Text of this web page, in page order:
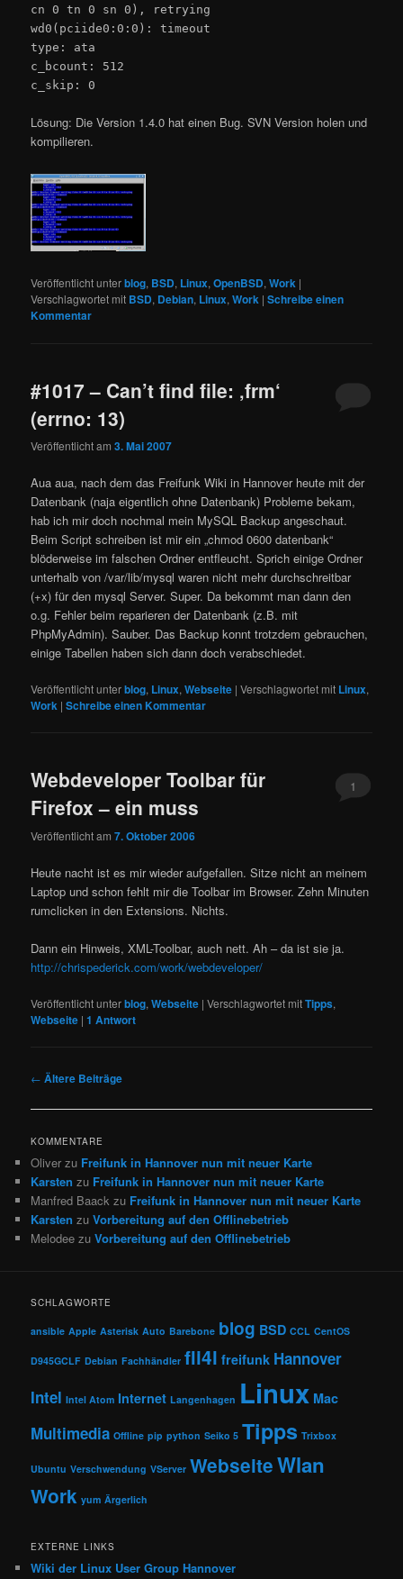
cn 0 tn 0 sn 0), retrying
wd0(pciide0:0:0): timeout
type: ata
c_bcount: 512
c_skip: 0
Lösung: Die Version 1.4.0 hat einen Bug. SVN Version holen und
kompilieren.
Veröffentlicht unterblog, BSD, Linux,OpenBSD,Work |
Verschlagwortet mit BSD, Debian, Linux,Work |Schreibe einen
Kommentar
#1017 – Can’t find file: ‚frm‘
(errno: 13)
Veröffentlicht am3. Mai 2007
Aua aua, nach dem das Freifunk Wiki in Hannover heute mit der
Datenbank (naja eigentlich ohne Datenbank) Probleme bekam,
hab ich mir doch nochmal mein MySQL Backup angeschaut.
Beim Script schreiben ist mir ein „chmod 0600 datenbank“
blöderweise im falschen Ordner entfleucht. Sprich einige Ordner
unterhalb von /var/lib/mysql waren nicht mehr durchschreitbar
(+x) für den mysql Server. Super. Da bekommt man dann den
o.g. Fehler beim reparieren der Datenbank (z.B. mit
PhpMyAdmin). Sauber. Das Backup konnt trotzdem gebrauchen,
einige Tabellen haben sich dann doch verabschiedet.
Veröffentlicht unterblog, Linux,Webseite |Verschlagwortet mit Linux,
Work |Schreibe einen Kommentar
Webdeveloper Toolbar für
Firefox – ein muss
Veröffentlicht am7. Oktober 2006
1
Heute nacht ist es mir wieder aufgefallen. Sitze nicht an meinem
Laptop und schon fehlt mir die Toolbar im Browser. Zehn Minuten
rumclicken in den Extensions. Nichts.
Dann ein Hinweis, XML-Toolbar, auch nett. Ah – da ist sie ja.
http://chrispederick.com/work/webdeveloper/
Veröffentlicht unterblog,Webseite |Verschlagwortet mitTipps,
Webseite |1 Antwort
Beitragsnavigation
← Ältere Beiträge
KOMMENTARE
Oliver zu Freifunk in Hannover nun mit neuer Karte
Karsten zu Freifunk in Hannover nun mit neuer Karte
Manfred Baack zu Freifunk in Hannover nun mit neuer Karte
Karsten zuVorbereitung auf den Offlinebetrieb
Melodee zuVorbereitung auf den Offlinebetrieb
SCHLAGWORTE
ansible Apple Asterisk Auto Barebone blog BSD CCL CentOS
D945GCLF Debian Fachhändler fli4l freifunk Hannover
Intel Intel Atom Internet Langenhagen Linux Mac
Multimedia Offline pip python Seiko 5 Tipps Trixbox
Ubuntu Verschwendung VServer WebseiteWlan
Work yum Ärgerlich
EXTERNE LINKS
Wiki der Linux User Group Hannover